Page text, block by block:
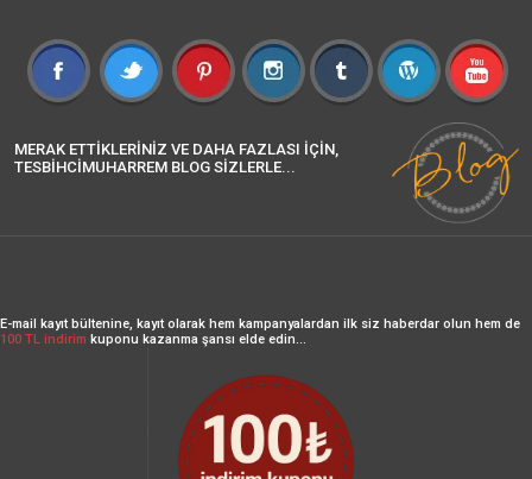
MERAK ETTİKLERİNİZ VE DAHA FAZLASI İÇİN,
TESBİHCİMUHARREM BLOG SİZLERLE...
E-mail kayıt bültenine, kayıt olarak hem kampanyalardan ilk siz haberdar olun hem de
100 TL indirim kuponu kazanma şansı elde edin...